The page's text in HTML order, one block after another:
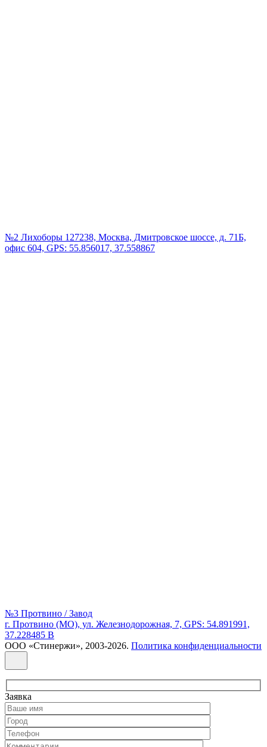
№2 Лихоборы 127238, Москва, Дмитровское шоссе, д. 71Б,
офис 604, GPS: 55.856017, 37.558867
№3 Протвино / Завод
г. Протвино (МО), ул. Железнодорожная, 7, GPS: 54.891991,
37.228485 В
ООО «Стинержи», 2003-2026. Политика конфиденциальности
Заявка